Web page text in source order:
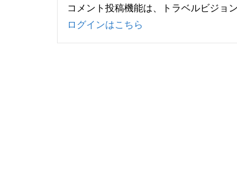
コメント投稿機能は、トラベルビジョ
ログインはこちら